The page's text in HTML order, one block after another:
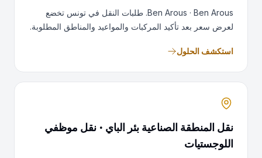
Ben Arous · Ben Arous. طلبات النقل في تونس تخضع
لعرض سعر بعد تأكيد المركبات والمواعيد والمناطق المطلوبة.
استكشف الحلول
نقل المنطقة الصناعية بئر الباي · نقل موظفي
اللوجستيات